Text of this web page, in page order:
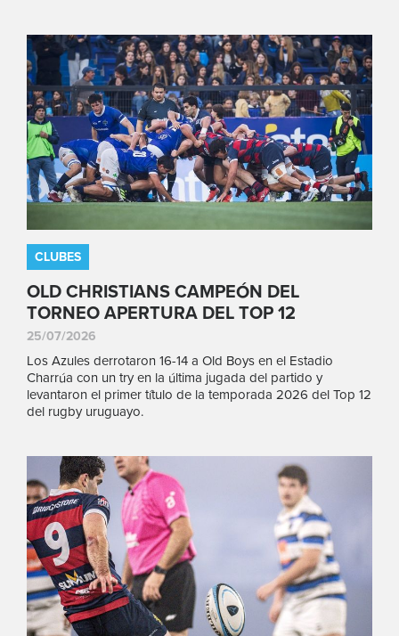
CLUBES
OLD CHRISTIANS CAMPEÓN DEL
TORNEO APERTURA DEL TOP 12
25/07/2026
Los Azules derrotaron 16-14 a Old Boys en el Estadio
Charrúa con un try en la última jugada del partido y
levantaron el primer título de la temporada 2026 del Top 12
del rugby uruguayo.